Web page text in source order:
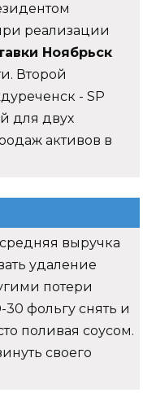
реализации
Ноябрьск
Второй
- SP
для двух
активов в
выручка
удаление
потери
фольгу снять и
поливая соусом.
своего